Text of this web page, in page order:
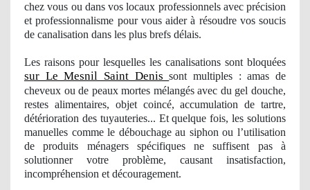
chez vous ou dans vos locaux professionnels avec précision
et professionnalisme pour vous aider à résoudrevos soucis
de canalisation dans les plus brefs délais.
Les raisons pour lesquelles les canalisations sont bloquées
sur Le Mesnil Saint Denissont multiples : amas de
cheveux ou de peaux mortes mélangés avec du gel douche,
restes alimentaires, objet coincé, accumulation de tartre,
détérioration des tuyauteries... Et quelque fois, les solutions
manuelles comme le débouchage au siphon ou l’utilisation
de produits ménagers spécifiques ne suffisent pas à
solutionner votre problème, causant insatisfaction,
incompréhension et découragement.